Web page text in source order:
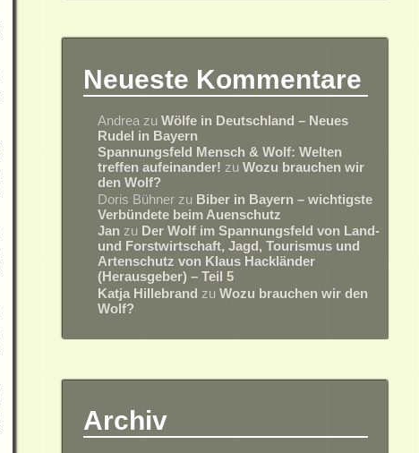
Neueste Kommentare
Andrea zuWölfe in Deutschland – Neues
Rudel in Bayern
Spannungsfeld Mensch & Wolf: Welten
treffen aufeinander! zuWozu brauchen wir
den Wolf?
Doris Bühner zu Biber in Bayern – wichtigste
Verbündete beim Auenschutz
Jan zu Der Wolf im Spannungsfeld von Land-
und Forstwirtschaft, Jagd, Tourismus und
Artenschutz von Klaus Hackländer
(Herausgeber) – Teil 5
Katja Hillebrand zuWozu brauchen wir den
Wolf?
Archiv